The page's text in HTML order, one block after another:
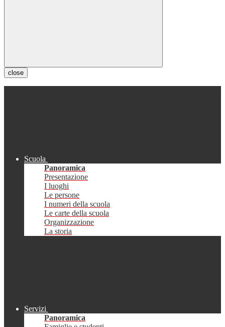
close
Scuola
Panoramica
Presentazione
I luoghi
Le persone
I numeri della scuola
Le carte della scuola
Organizzazione
La storia
Servizi
Panoramica